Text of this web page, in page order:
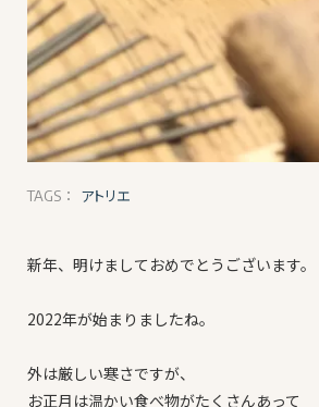
TAGS： アトリエ
新年、明けましておめでとうございます。
2022年が始まりましたね。
外は厳しい寒さですが、
お正月は温かい食べ物がたくさんあって